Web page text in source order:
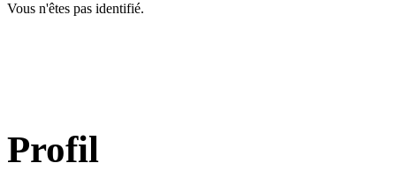
Vous n'êtes pas identifié.
Profil